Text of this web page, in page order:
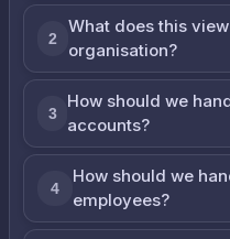
2
What does this
organisation?
3
How should we
accounts?
4
How should we
employees?